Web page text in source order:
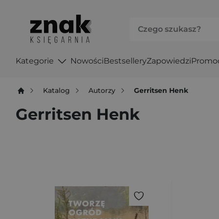
Kategorie NowościBestselleryZapowiedzi
Katalog Autorzy Gerritsen Henk
Gerritsen Henk